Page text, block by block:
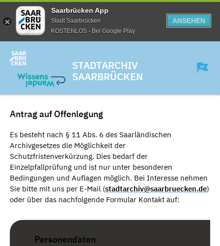
Saarbrücken App
Stadt Saarbrücken
KOSTENLOS - Bei Google Play
ANSEHEN
STADTARCHIV
SAARBRÜCKEN
Antrag auf Offenlegung
Es besteht nach § 11 Abs. 6 des Saarländischen
Archivgesetzes die Möglichkeit der
Schutzfristenverkürzung. Dies bedarf der
Einzelpfallprüfung und ist nur unter besonderen
Bedingungen und Auflagen möglich. Bei Interesse nehmen
Sie bitte mit uns per E-Mail (stadtarchiv@saarbruecken.de)
oder über das nachfolgende Formular Kontakt auf:
Personendaten